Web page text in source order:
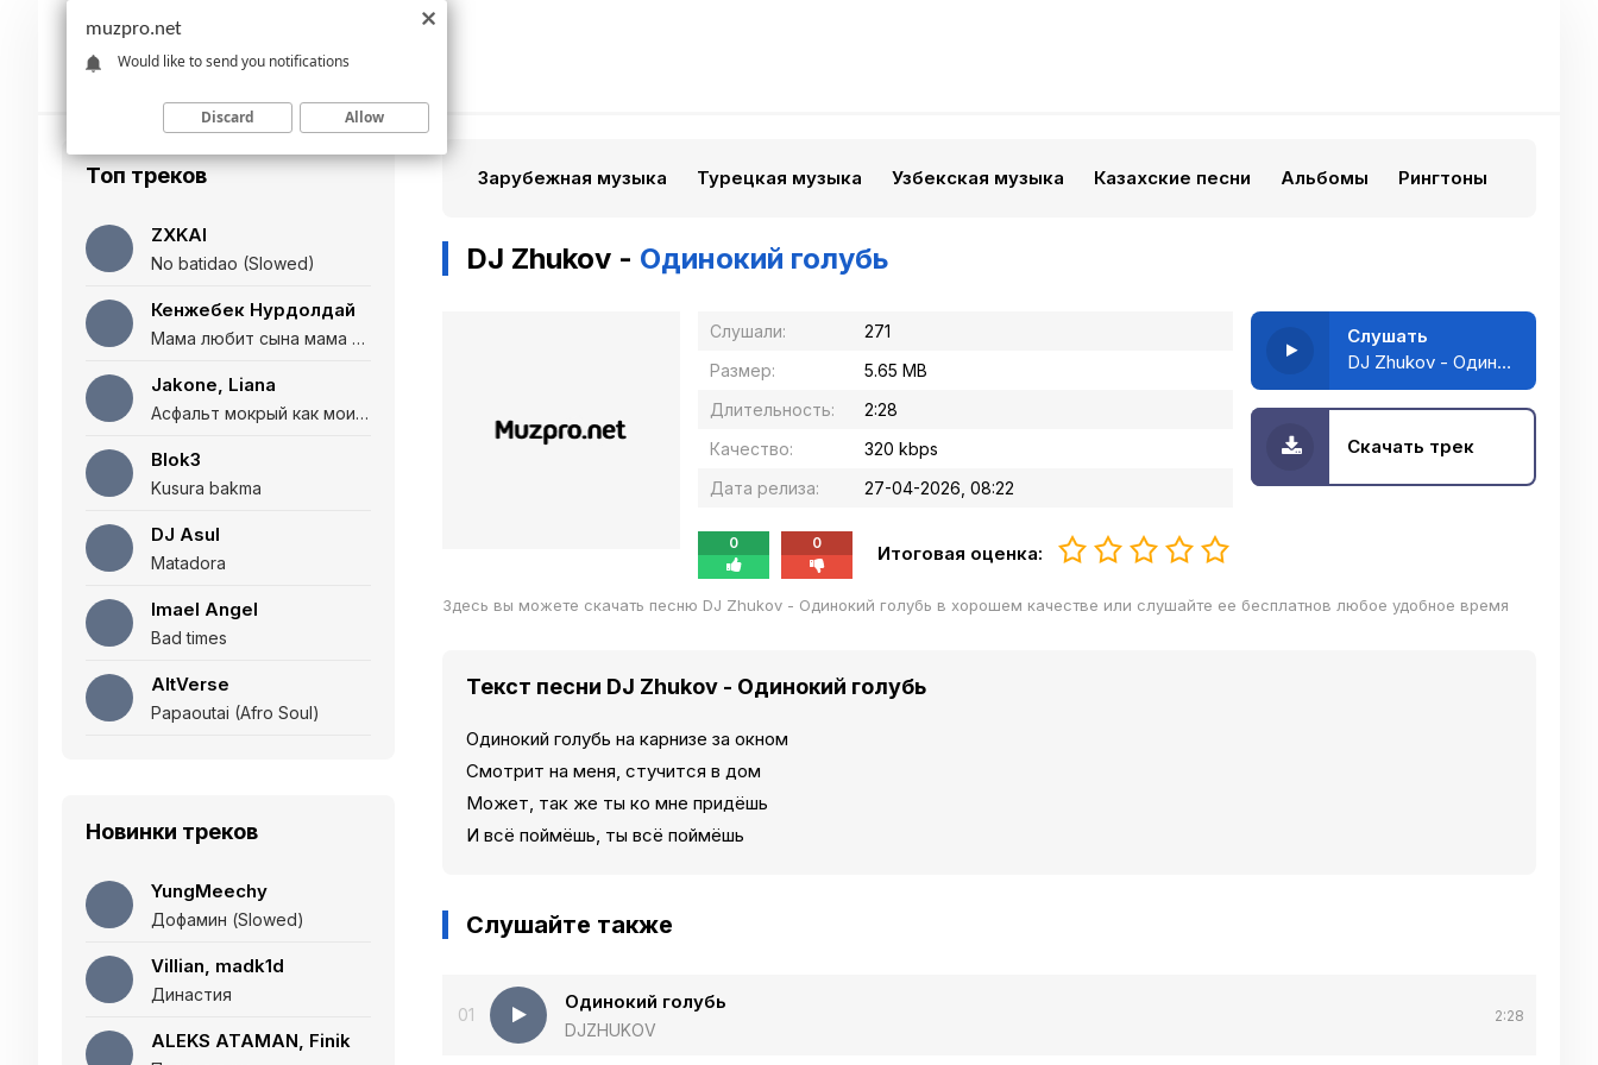
Топ треков
ZXKAI
No batidao (Slowed)
Кенжебек Нурдолдай
Мама любит сына мама любит дочь (Полная версия)
Jakone, Liana
Асфальт мокрый как мои глаза и я нарезаю
Blok3
Kusura bakma
DJ Asul
Matadora
Imael Angel
Bad times
AltVerse
Papaoutai (Afro Soul)
Новинки треков
YungMeechy
Дофамин (Slowed)
Villian, madk1d
Династия
ALEKS ATAMAN, Finik
Зарубежная музыка Турецкая музыка Узбекская музыка Казахские песни Альбомы Рингтоны
DJ Zhukov - Одинокий голубь
Слушали:
271
Размер:
5.65 MB
Длительность:
2:28
Качество:
320 kbps
Дата релиза:
27-04-2026, 08:22
0 0 Итоговая оценка:
Слушать
DJ Zhukov - Одинокий голубь
Скачать трек
Здесь вы можете скачать песню DJ Zhukov - Одинокий голубь в хорошем качестве или слушайте ее бесплатнов любое удобное время
Текст песни DJ Zhukov - Одинокий голубь
Одинокий голубь на карнизе за окном
Смотрит на меня, стучится в дом
Может, так же ты ко мне придёшь
И всё поймёшь, ты всё поймёшь
Слушайте также
01
Одинокий голубь
DJZHUKOV
2:28
muzpro.net
Would like to send you notifications
Discard Allow